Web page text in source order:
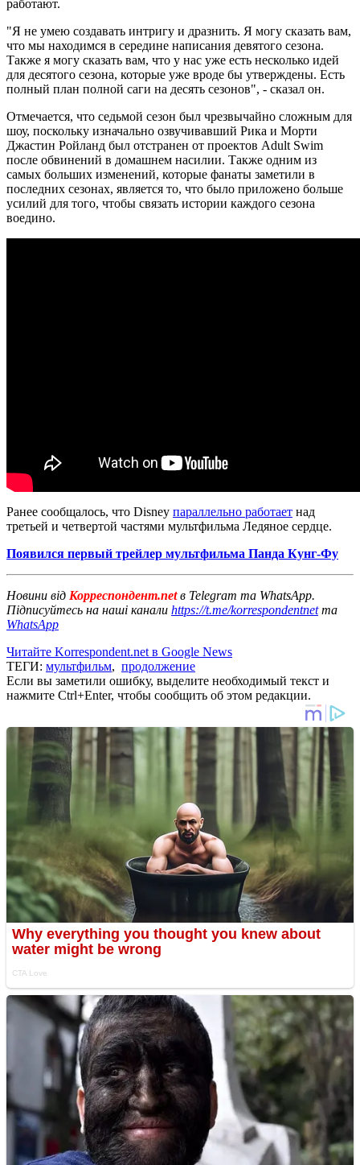
работают.
"Я не умею создавать интригу и дразнить. Я могу сказать вам,
что мы находимся в середине написания девятого сезона.
Также я могу сказать вам, что у нас уже есть несколько идей
для десятого сезона, которые уже вроде бы утверждены. Есть
полный план полной саги на десять сезонов", - сказал он.
Отмечается, что седьмой сезон был чрезвычайно сложным для
шоу, поскольку изначально озвучивавший Рика и Морти
Джастин Ройланд был отстранен от проектов Adult Swim
после обвинений в домашнем насилии. Также одним из
самых больших изменений, которые фанаты заметили в
последних сезонах, является то, что было приложено больше
усилий для того, чтобы связать истории каждого сезона
воедино.
Ранее сообщалось, что Disney параллельно работает над
третьей и четвертой частями мультфильма Ледяное сердце.
Появился первый трейлер мультфильма Панда Кунг-Фу
Новини від Корреспондент.netв Telegram та WhatsApp.
Підписуйтесь на наші канали https://t.me/korrespondentnetта
WhatsApp
Читайте Korrespondent.net в Google News
ТЕГИ: мультфильм, продолжение
Если вы заметили ошибку, выделите необходимый текст и
нажмите Ctrl+Enter, чтобы сообщить об этом редакции.